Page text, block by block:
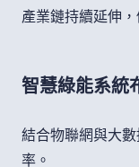
產業鏈持續延伸
智慧綠能系統
結合物聯網與大
率。